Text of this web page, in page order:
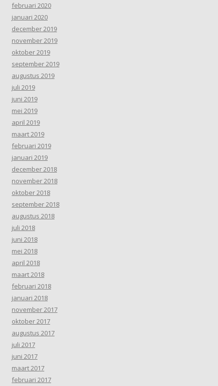
februari 2020
januari 2020
december 2019
november 2019
oktober 2019
september 2019
augustus 2019
juli 2019
juni 2019
mei 2019
april 2019
maart 2019
februari 2019
januari 2019
december 2018
november 2018
oktober 2018
september 2018
augustus 2018
juli 2018
juni 2018
mei 2018
april 2018
maart 2018
februari 2018
januari 2018
november 2017
oktober 2017
augustus 2017
juli 2017
juni 2017
maart 2017
februari 2017